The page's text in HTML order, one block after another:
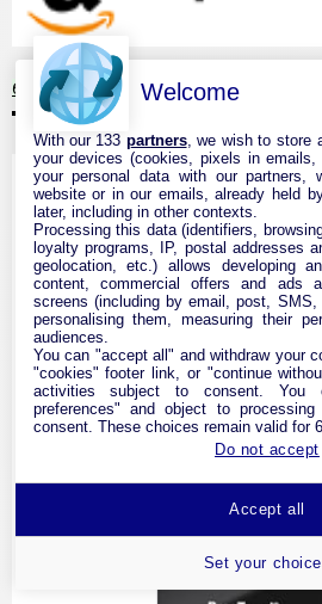
63,99 € Voir
BrosTrend Répéteur WiFi 6 A...
Welcome
With our 133 partners, we wish to store
your devices (cookies, pixels in
your personal data with our partners,
website or in our emails, already held
later, including in other contexts.
Processing this data (identifiers,
loyalty programs, IP, postal addresses
geolocation, etc.) allows developing
content, commercial offers and ads
screens (including by email, post, SMS,
personalising them, measuring their
audiences.
You can "accept all" and withdraw your
"cookies" footer link, or "continue
activities subject to consent. You
preferences" and object to
consent. These choices remain valid for
Do not accept
Set your
Accept all